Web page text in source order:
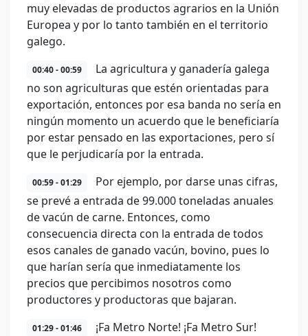
muy elevadas de productos agrarios en la Unión
Europea y por lo tanto también en el territorio
galego.
00:40 - 00:59
La agricultura y ganadería galega
no son agriculturas que estén orientadas para
exportación, entonces por esa banda no sería en
ningún momento un acuerdo que le beneficiaría
por estar pensado en las exportaciones, pero sí
que le perjudicaría por la entrada.
00:59 - 01:29
Por ejemplo, por darse unas cifras,
se prevé a entrada de 99.000 toneladas anuales
de vacún de carne. Entonces, como
consecuencia directa con la entrada de todos
esos canales de ganado vacún, bovino, pues lo
que harían sería que inmediatamente los
precios que percibimos nosotros como
productores y productoras que bajaran.
01:29 - 01:46
¡Fa Metro Norte! ¡Fa Metro Sur!